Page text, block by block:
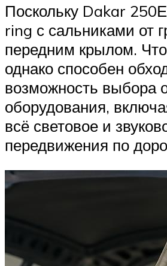
Поскольку Dakar
ring с сальниками от
передним крылом. Что
однако способен
возможность выбора
оборудования,
всё световое и
передвижения по